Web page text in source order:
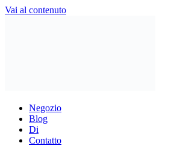
Vai al contenuto
Negozio
Blog
Di
Contatto